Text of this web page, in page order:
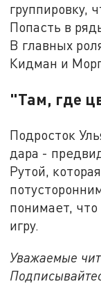
группировку,
Попасть в
В главных
Кидман и
"Там, где
Подросток
дара -
Рутой,
понимает,
игру.
Уважаемые